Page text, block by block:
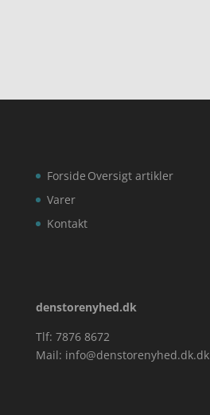
Forside
Varer
Kontakt
Oversigt artikler
denstorenyhed.dk
Tlf: 7876 8672
Mail: info@denstorenyhed.dk.dk